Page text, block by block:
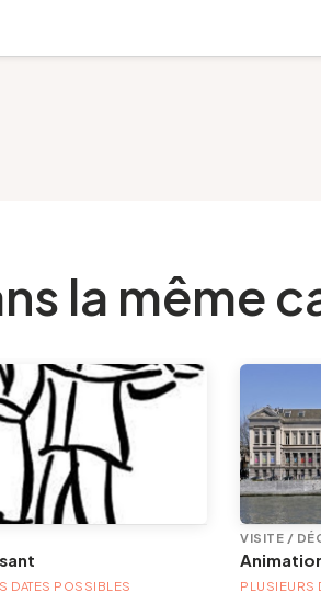
la même
DATES POSSIBLES
VISITE /
PLUSIEURS